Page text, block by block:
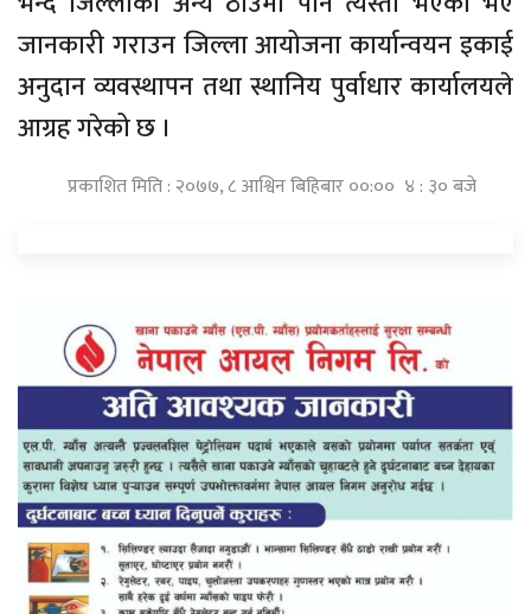
जानकारी गराउन जिल्ला आयोजना कार्यान्वयन इकाई
अनुदान व्यवस्थापन तथा स्थानिय पुर्वाधार कार्यालयले
आग्रह गरेको छ ।
प्रकाशित मिति : २०७७, ८ आश्विन बिहिबार ००:०० ४ : ३० बजे